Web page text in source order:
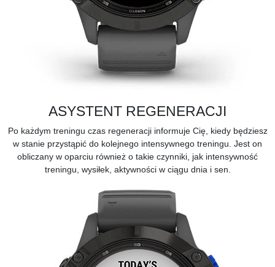
ASYSTENT REGENERACJI
Po każdym treningu czas regeneracji informuje Cię, kiedy będziesz
w stanie przystąpić do kolejnego intensywnego treningu. Jest on
obliczany w oparciu również o takie czynniki, jak intensywność
treningu, wysiłek, aktywności w ciągu dnia i sen.